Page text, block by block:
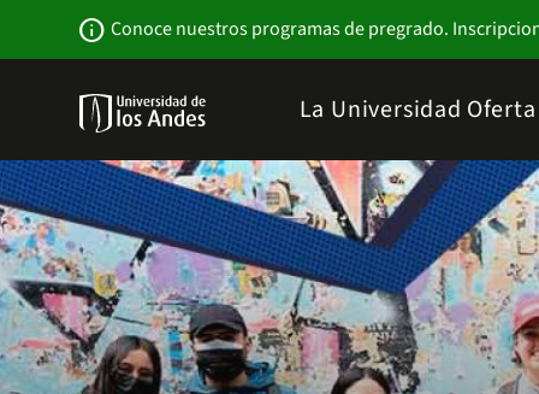
info Conoce nuestros programas de pregrado.
Sitio
Institucional
La Universidad